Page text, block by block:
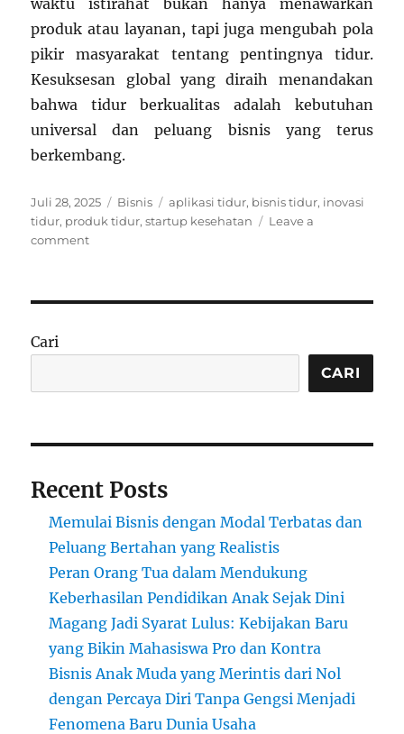
produk atau layanan, tapi juga mengubah pola
pikir masyarakat tentang pentingnya tidur.
Kesuksesan global yang diraih menandakan
bahwa tidur berkualitas adalah kebutuhan
universal dan peluang bisnis yang terus
berkembang.
Posted
on
Juli 28, 2025 Categories
Bisnis Tags
aplikasi tidur, bisnis tidur, inovasi
tidur, produk tidur,startup kesehatan
Leave a
commenton
Menjual
Istirahat
Global
Cari
CARI
Recent Posts
Memulai Bisnis dengan Modal Terbatas dan
Peluang Bertahan yang Realistis
Peran Orang Tua dalam Mendukung
Keberhasilan Pendidikan Anak Sejak Dini
Magang Jadi Syarat Lulus: Kebijakan Baru
yang Bikin Mahasiswa Pro dan Kontra
Bisnis Anak Muda yang Merintis dari Nol
dengan Percaya Diri Tanpa Gengsi Menjadi
Fenomena Baru Dunia Usaha